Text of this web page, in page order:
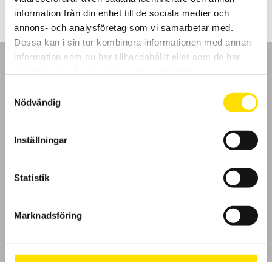
information från din enhet till de sociala medier och
annons- och analysföretag som vi samarbetar med.
Dessa kan i sin tur kombinera informationen med annan
information som du har tillhandahållit eller som de har
Nödvändig
Inställningar
Statistik
Marknadsföring
4,895.00 kr